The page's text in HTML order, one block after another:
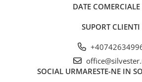
DATE COMERCIALE
SUPORT CLIENTI
SOCIAL URMARESTE-NE IN